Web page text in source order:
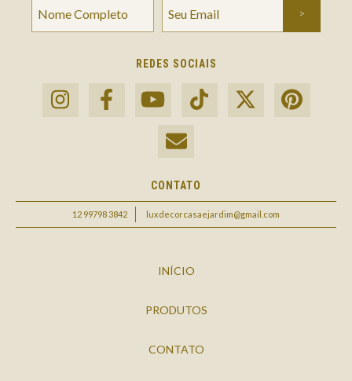
REDES SOCIAIS
CONTATO
12 99798 3842 luxdecorcasaejardim@gmail.com
INÍCIO
PRODUTOS
CONTATO